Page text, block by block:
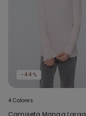
-44%
4 Colores
Camiseta Manga Larga